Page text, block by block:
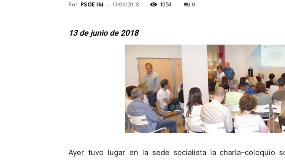
Por PSOE Ibi - 13/06/2018 1054 0
13 de junio de 2018
Ayer tuvo lugar en la sede socialista la charla–coloquio